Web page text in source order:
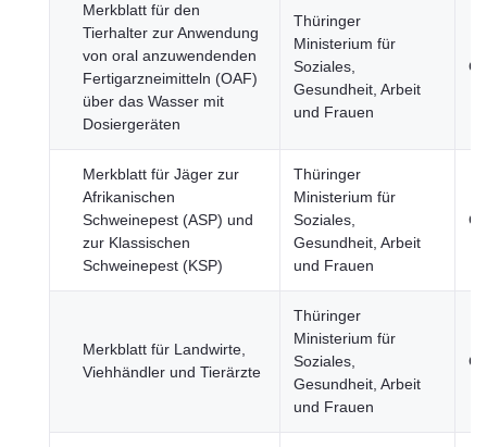
Merkblatt für den
Tierhalter zur Anwendung
von oral anzuwendenden
Fertigarzneimitteln (OAF)
über das Wasser mit
Dosiergeräten
Thüringer
Ministerium für
Soziales,
Gesundheit, Arbeit
und Frauen
Merkblatt für Jäger zur
Afrikanischen
Schweinepest (ASP) und
zur Klassischen
Schweinepest (KSP)
Thüringer
Ministerium für
Soziales,
Gesundheit, Arbeit
und Frauen
Merkblatt für Landwirte,
Viehhändler und Tierärzte
Thüringer
Ministerium für
Soziales,
Gesundheit, Arbeit
und Frauen